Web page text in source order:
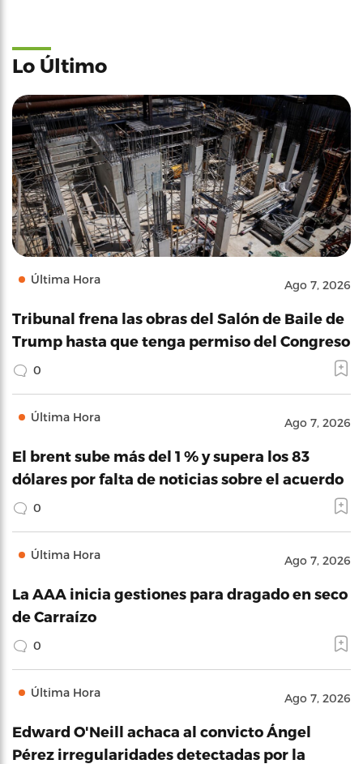
Lo Último
Última Hora Ago 7, 2026
Tribunal frena las obras del Salón de Baile de
Trump hasta que tenga permiso del Congreso
0
Última Hora Ago 7, 2026
El brent sube más del 1 % y supera los 83
dólares por falta de noticias sobre el acuerdo
0
Última Hora Ago 7, 2026
La AAA inicia gestiones para dragado en seco
de Carraízo
0
Última Hora Ago 7, 2026
Edward O'Neill achaca al convicto Ángel
Pérez irregularidades detectadas por la